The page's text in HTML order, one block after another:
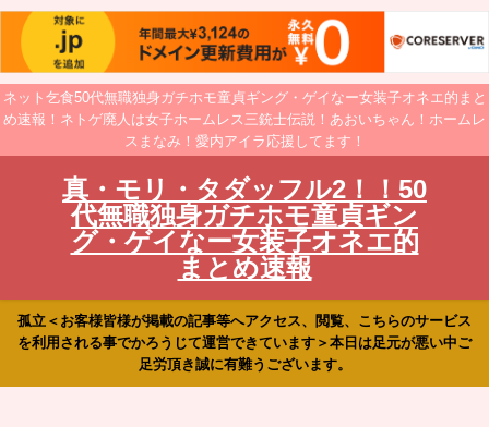
ネット乞食50代無職独身ガチホモ童貞ギング・ゲイなー女装子オネエ的まと
め速報！ネトゲ廃人は女子ホームレス三銃士伝説！あおいちゃん！ホームレ
スまなみ！愛内アイラ応援してます！
真・モリ・タダッフル2！！50
代無職独身ガチホモ童貞ギン
グ・ゲイなー女装子オネエ的
まとめ速報
孤立＜お客様皆様が掲載の記事等へアクセス、閲覧、こちらのサービス
を利用される事でかろうじて運営できています＞本日は足元が悪い中ご
足労頂き誠に有難うございます。